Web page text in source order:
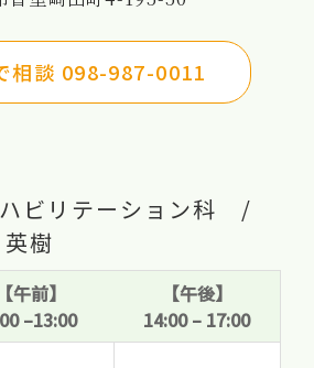
相談 098-987-0011
ハビリテーション科 /
樹
【午前】
–13:00
【午後】
14:00 – 17:00